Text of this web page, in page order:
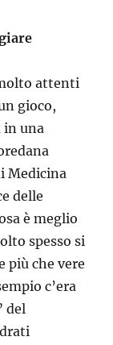
attenti
gioco,
in una
Medicina
delle
è meglio
spesso si
più che vere
c’era
del